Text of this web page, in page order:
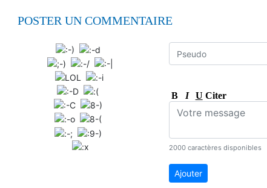
POSTER UN COMMENTAIRE
B I U Citer
2000 caractères disponibles
Ajouter